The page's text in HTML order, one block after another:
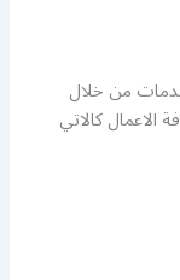
من خلال
الاعمال كالاتي